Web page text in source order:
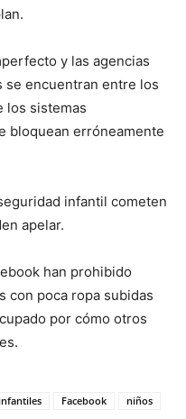
y las agencias
se encuentran entre los
los sistemas
bloquean erróneamente
infantil cometen
apelar.
han prohibido
con poca ropa subidas
por cómo otros
Facebook niños